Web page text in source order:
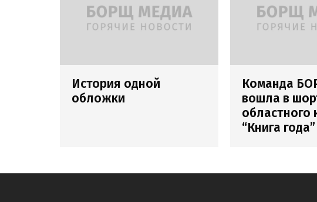
История одной
обложки
Команда
вошла в
областного
“Книга года”